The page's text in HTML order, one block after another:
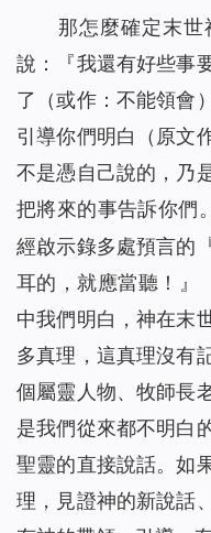
那怎麼確定末
說：『我還有好些事
了
（或作：不能領會）
引導你們明白
（原文
不是憑自己說的，乃
把將來的事告訴你們。
經啟示錄多處預言的
耳的，就應當聽！
』
中我們明白，神在末
多真理，這真理沒有
個屬靈人物、牧師長
是我們從來都不明白
聖靈的直接說話。如
理，見證神的新說話